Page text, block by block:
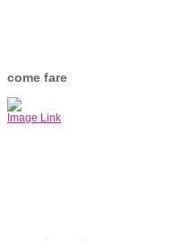
come fare
Image Link